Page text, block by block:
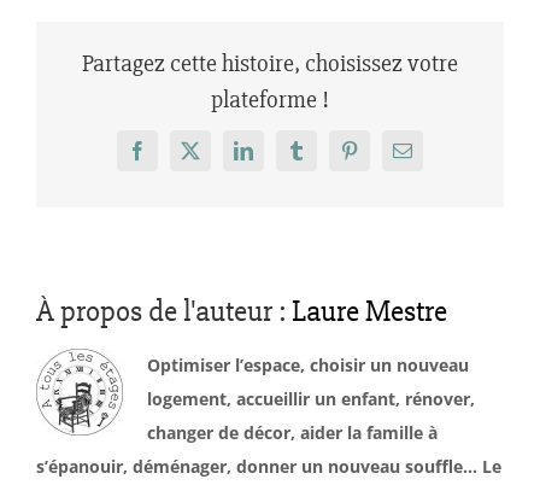
Partagez cette histoire, choisissez votre
plateforme !
Facebook
X LinkedInTumblrPinterestEmail
À propos de l'auteur : Laure Mestre
Optimiser l’espace, choisir un nouveau
logement, accueillir un enfant, rénover,
changer de décor, aider la famille à
s’épanouir, déménager, donner un nouveau souffle… Le